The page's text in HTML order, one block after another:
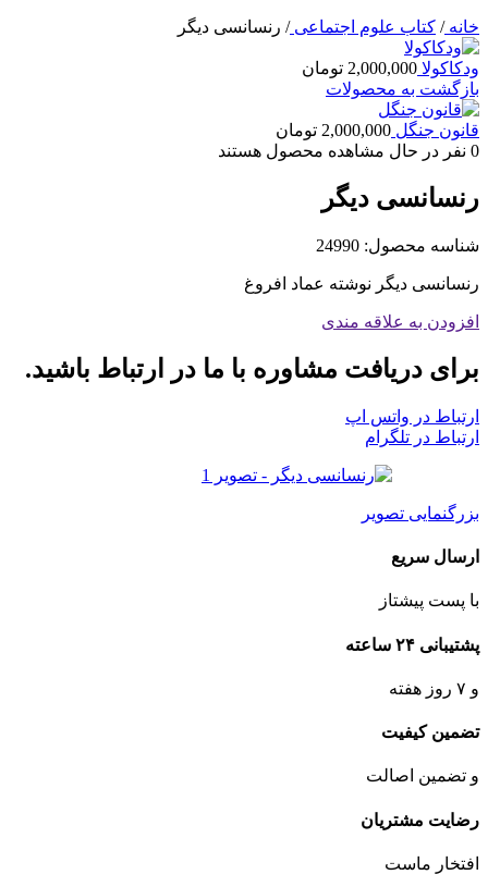
خانه/ کتاب علوم اجتماعی/ رنسانسی دیگر
ودکاکولا 2,000,000 تومان
بازگشت به محصولات
قانون جنگل 2,000,000 تومان
0 نفر در حال مشاهده محصول هستند
رنسانسی دیگر
شناسه محصول: 24990
رنسانسی دیگر نوشته عماد افروغ
افزودن به علاقه مندی
برای دریافت مشاوره با ما در ارتباط باشید.
ارتباط در واتس اپ
ارتباط در تلگرام
بزرگنمایی تصویر
ارسال سریع
با پست پیشتاز
پشتیبانی ۲۴ ساعته
و ۷ روز هفته
تضمین کیفیت
و تضمین اصالت
رضایت مشتریان
افتخار ماست